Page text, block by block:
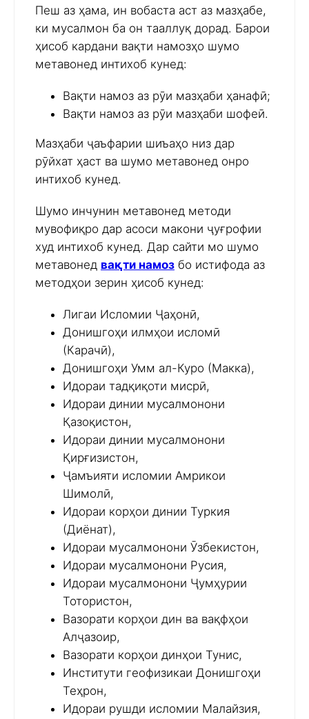
Пеш аз ҳама, ин вобаста аст аз мазҳабе,
ки мусалмон ба он тааллуқ дорад. Барои
ҳисоб кардани вақти намозҳо шумо
метавонед интихоб кунед:
Вақти намоз аз рӯи мазҳаби ҳанафӣ;
Вақти намоз аз рӯи мазҳаби шофеӣ.
Мазҳаби ҷаъфарии шиъаҳо низ дар
рӯйхат ҳаст ва шумо метавонед онро
интихоб кунед.
Шумо инчунин метавонед методи
мувофиқро дар асоси макони ҷуғрофии
худ интихоб кунед. Дар сайти мо шумо
метавонед вақти намоз бо истифода аз
методҳои зерин ҳисоб кунед:
Лигаи Исломии Ҷаҳонӣ,
Донишгоҳи илмҳои исломӣ
(Карачӣ),
Донишгоҳи Умм ал-Куро (Макка),
Идораи тадқиқоти мисрӣ,
Идораи динии мусалмонони
Қазоқистон,
Идораи динии мусалмонони
Қирғизистон,
Ҷамъияти исломии Амрикои
Шимолӣ,
Идораи корҳои динии Туркия
(Диёнат),
Идораи мусалмонони Ӯзбекистон,
Идораи мусалмонони Русия,
Идораи мусалмонони Ҷумҳурии
Тотористон,
Вазорати корҳои дин ва вақфҳои
Алҷазоир,
Вазорати корҳои динҳои Тунис,
Институти геофизикаи Донишгоҳи
Теҳрон,
Идораи рушди исломии Малайзия,